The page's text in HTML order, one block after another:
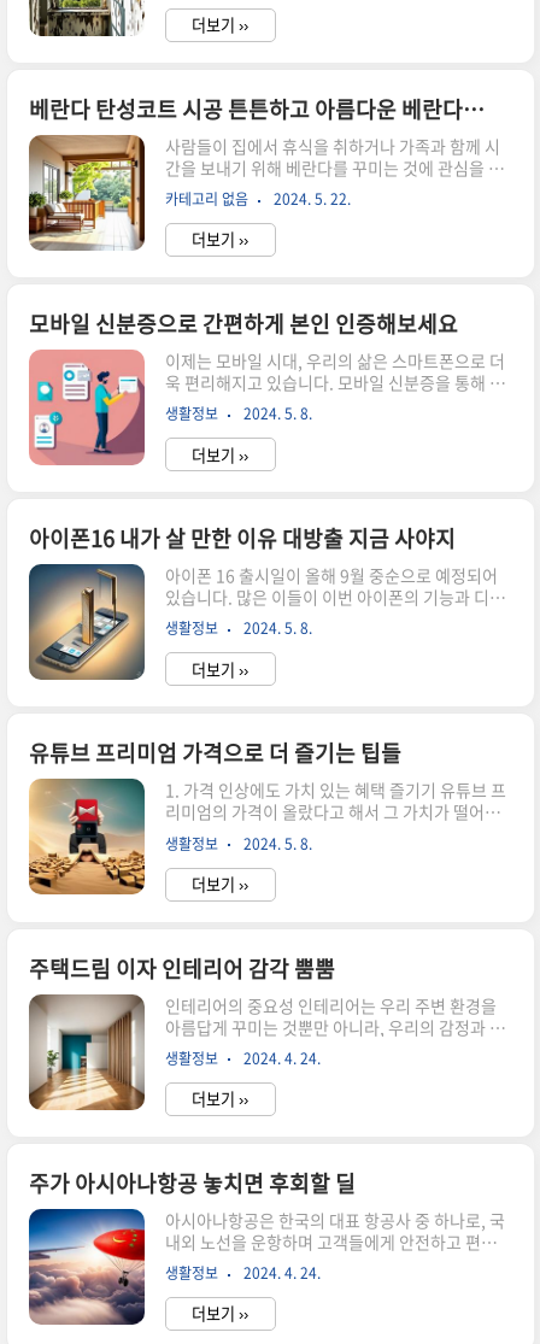
니다. 이러한 소재들은..
을 잘 숙지하여, 곰팡이와 작별하는 데 성공해 보세
요. 곰팡이 예방을 위한 베란다 관리 요령도 함께 살
하고 깨끗한 공간을 유지하는 데 도움이 되길 바랍
니다. 함께 시작해 봅시다! 베란다 곰팡이 페인
트의 특징 및 효과 베란다 곰팡이 페인트는 곰팡이
와 작별을 위한 최고의 해결책이에요! 이 특별한 페
인트는 곰팡이가 생기기 쉬운 습기가 많은 환경에
서도 효과적으로 작동해요. 그만큼 곰팡이에 대한
강력한 저항력을 자랑하..
더보기 ››
베란다 탄성코트 시공 튼튼하고 아름다운 베란다 만들기
사람들이 집에서 휴식을 취하거나 가족과 함께 시
간을 보내기 위해 베란다를 꾸미는 것에 관심을 가
지고 있습니다. 베란다를 아름답게 꾸미고 동시에
튼튼하게 만들기 위해 베란다 탄성코트를 고려해
보는 것은 좋은 선택입니다. 이 제품은 내구성이 뛰
어나고 시공이 간편하여 많은 사람들에게 인기가
아보겠습니다. 함께 편안하고 아름다운 공간을 만
들어보세요! 베란다 탄성코트의 장점은 무엇인가
요?베란다 탄성코트는 다양한 면에서 매우 우수한
설루션을 제공해요! 먼저, 베란다 탄성코트는 방수
기능이 뛰어나서 비가 내리거나 눈이 오더라도 베
란다를 보호해 줘요. 이는 베란다의 내구성을 높여
주고 장기적으로 유지 보수 비용을 절감할 수..
카테고리 없음 2024. 5. 22.
더보기 ››
모바일 신분증으로 간편하게 본인 인증해보세요
이제는 모바일 시대, 우리의 삶은 스마트폰으로 더
욱 편리해지고 있습니다. 모바일 신분증을 통해 간
편하게 본인 인증을 할 수 있는 방법에 대해 알아보
겠습니다. 이 기술은 우리의 일상을 더욱 편리하게
만들어주며, 안전하고 빠른 인증이 가능합니
다. 모바일 신분증 소개 모바일 신분증은 전통적
두고 다니지 않아도 되며, 스마트폰 하나로 모든 인
증을 할 수 있습니다. 모바일 신분증은 높은 보안 수
준을 보장하며, 개인 정보 유출 우려를 줄여줍니
다. 또한, 모바일 신분증은 다양한 서비스에서 활
용할 수 있습니다. 은행 업무, 온라인 쇼핑, 대중교
통 이용 등 다양한 분야에서 모바일 신분증을 통해
간편하고 빠..
생활정보 2024. 5. 8.
더보기 ››
아이폰16 내가 살 만한 이유 대방출 지금 사야지
아이폰 16 출시일이 올해 9월 중순으로 예정되어
있습니다. 많은 이들이 이번 아이폰의 기능과 디자
인에 대한 기대를 가지고 있습니다. 아이폰은 전 세
계적으로 많은 사람들에게 사랑받는 스마트폰 브랜
드로, 새로운 모델이 출시되면 항상 큰 관심을 받습
니다. 이번 아이폰 16은 어떤 점에서 특별하며 왜
능을 갖추고 있습니다. 애플은 매번 새로운 아이폰
을 출시할 때마다 이전 모델보다 더 뛰어난 기술을
적용하여 사용자들에게 혁신적인 경험을 제공합니
다. 즉, 아이폰 16은 더 빠른 프로세서, 더 큰 저장
용량, 더 향상된 카메라 등의 기술 향상이 기대됩니
다. 이러한 혁신적인 기술과 성능은 아이폰 16을 구
매할 가..
생활정보 2024. 5. 8.
더보기 ››
유튜브 프리미엄 가격으로 더 즐기는 팁들
1. 가격 인상에도 가치 있는 혜택 즐기기 유튜브 프
리미엄의 가격이 올랐다고 해서 그 가치가 떨어진
다는 것은 아닙니다. 여전히 광고 없는 영상 시청,
오프라인 재생, 백그라운드 재생 등 다양한 혜택을
누릴 수 있습니다. 더불어 유튜브 오리지널 콘텐츠
도 시청할 수 있어 가격 이상의 가치를 느낄 수 있습
브 앱을 광고 없이 이용할 수 있어 훨씬 더 편리한
사용자 경험을 누릴 수 있습니다. 따라서 가격이 올
랐다고 해서 유튜브 프리미엄을 포기할 필요는 없
습니다. 더불어, 유튜브 프리미엄 회원은
YouTube Premium 멤버십 혜택을 구독 중지하
거나 취소하기 전 6개월 동안 사용할 수 ..
생활정보 2024. 5. 8.
더보기 ››
주택드림 이자 인테리어 감각 뿜뿜
인테리어의 중요성 인테리어는 우리 주변 환경을
아름답게 꾸미는 것뿐만 아니라, 우리의 감정과 삶
의 질에도 큰 영향을 미칩니다. 집이나 사무실, 상
업 공간 등의 인테리어는 그곳에서 보내는 시간을
더 편안하고 즐겁게 만들어줄 뿐만 아니라, 창의성
과 집중력을 촉진해주기도 합니다. 한국인들은 전
향과 개성을 반영한 인테리어로 자신을 표현하는
것을 즐깁니다. 인테리어는 주거 공간 뿐만 아니라
상업 공간에서도 중요한 역할을 합니다. 매장이나
사무실의 인테리어는 고객들에게 브랜드 이미지를
전달하고, 편안한 분위기를 조성하여 손님들의 만
족도를 높이는 데 도움을 줍니다. 특히 한국의 카페
문화는 인테리어와 밀접한 관련이 있어, 고..
생활정보 2024. 4. 24.
더보기 ››
주가 아시아나항공 놓치면 후회할 딜
아시아나항공은 한국의 대표 항공사 중 하나로, 국
내외 노선을 운항하며 고객들에게 안전하고 편안한
여행을 제공하고 있습니다. 이 기사에서는 주가 아
시아나항공에 대해 알아보고, 놓치면 후회할 딜에
대해 소개하겠습니다. 아시아나항공의 주가 변동
에 영향을 미치는 요인들과 향후 전망에 대해 알아
생활정보 2024. 4. 24.
더보기 ››